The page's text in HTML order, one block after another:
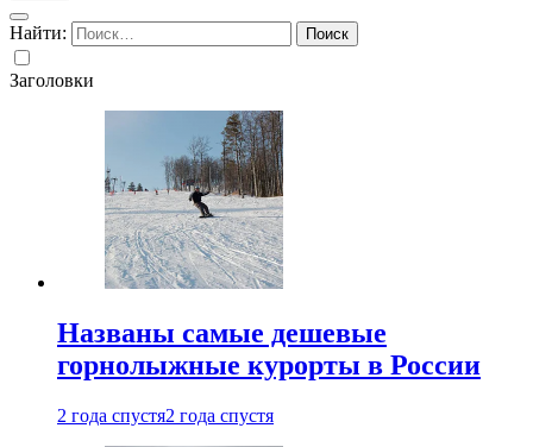
Найти:
Заголовки
Названы самые дешевые
горнолыжные курорты в России
2 года спустя2 года спустя